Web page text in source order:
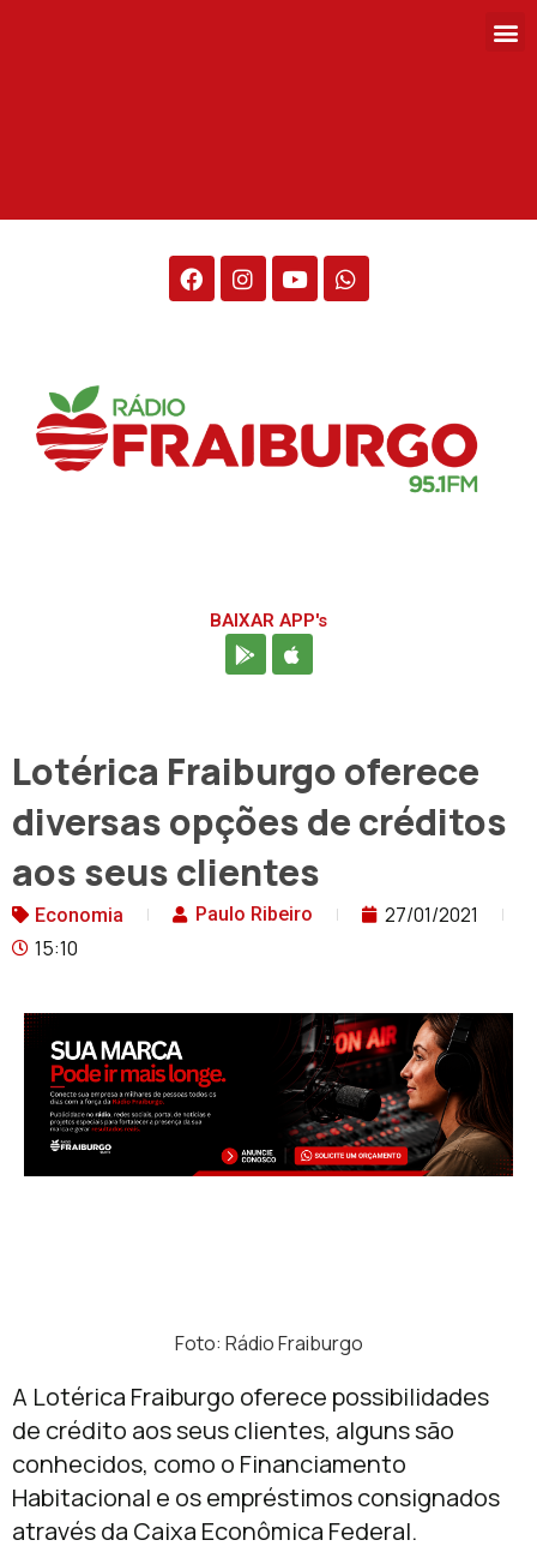
BAIXAR APP's
Lotérica Fraiburgo oferece
diversas opções de créditos
aos seus clientes
Economia Paulo Ribeiro
27/01/2021
15:10
Foto: Rádio Fraiburgo
A Lotérica Fraiburgo oferece possibilidades
de crédito aos seus clientes, alguns são
conhecidos, como o Financiamento
Habitacional e os empréstimos consignados
através da Caixa Econômica Federal.